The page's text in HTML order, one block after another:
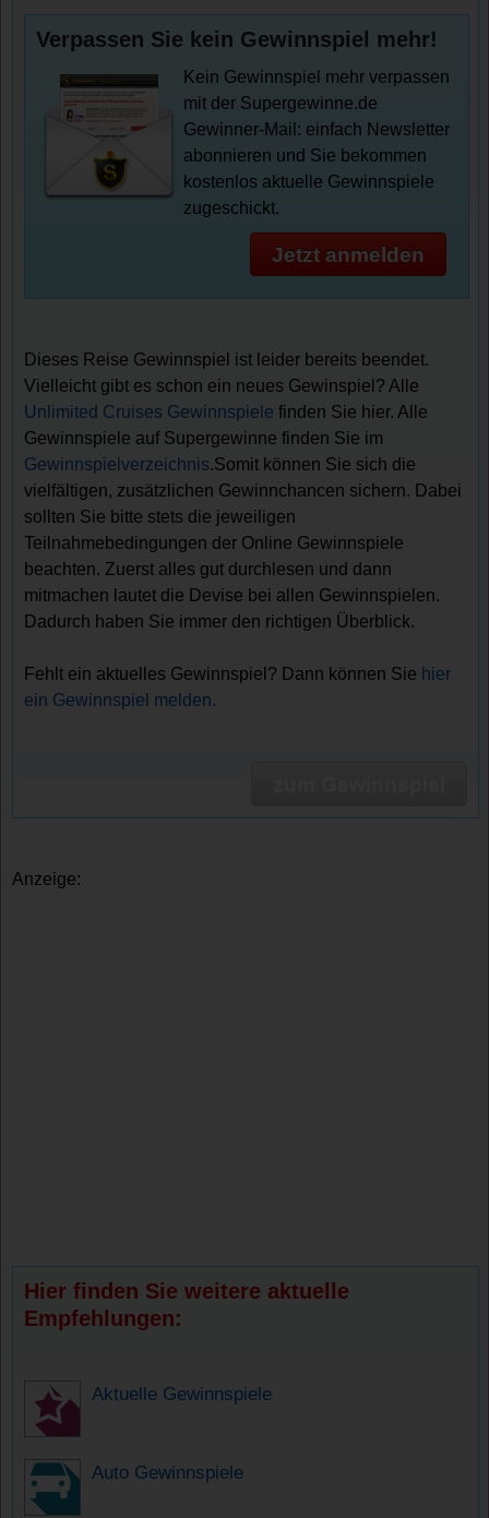
Verpassen Sie kein Gewinnspiel mehr!
Kein Gewinnspiel mehr verpassen
mit der Supergewinne.de
Gewinner-Mail: einfach Newsletter
abonnieren und Sie bekommen
kostenlos aktuelle Gewinnspiele
zugeschickt.
Jetzt anmelden
Dieses Reise Gewinnspiel ist leider bereits beendet.
Vielleicht gibt es schon ein neues Gewinspiel? Alle
Unlimited Cruises Gewinnspiele finden Sie hier. Alle
Gewinnspiele auf Supergewinne finden Sie im
Gewinnspielverzeichnis.Somit können Sie sich die
vielfältigen, zusätzlichen Gewinnchancen sichern. Dabei
sollten Sie bitte stets die jeweiligen
Teilnahmebedingungen der Online Gewinnspiele
beachten. Zuerst alles gut durchlesen und dann
mitmachen lautet die Devise bei allen Gewinnspielen.
Dadurch haben Sie immer den richtigen Überblick.
Fehlt ein aktuelles Gewinnspiel? Dann können Sie hier
ein Gewinnspiel melden.
Anzeige:
Hier finden Sie weitere aktuelle
Empfehlungen:
Aktuelle Gewinnspiele
Auto Gewinnspiele